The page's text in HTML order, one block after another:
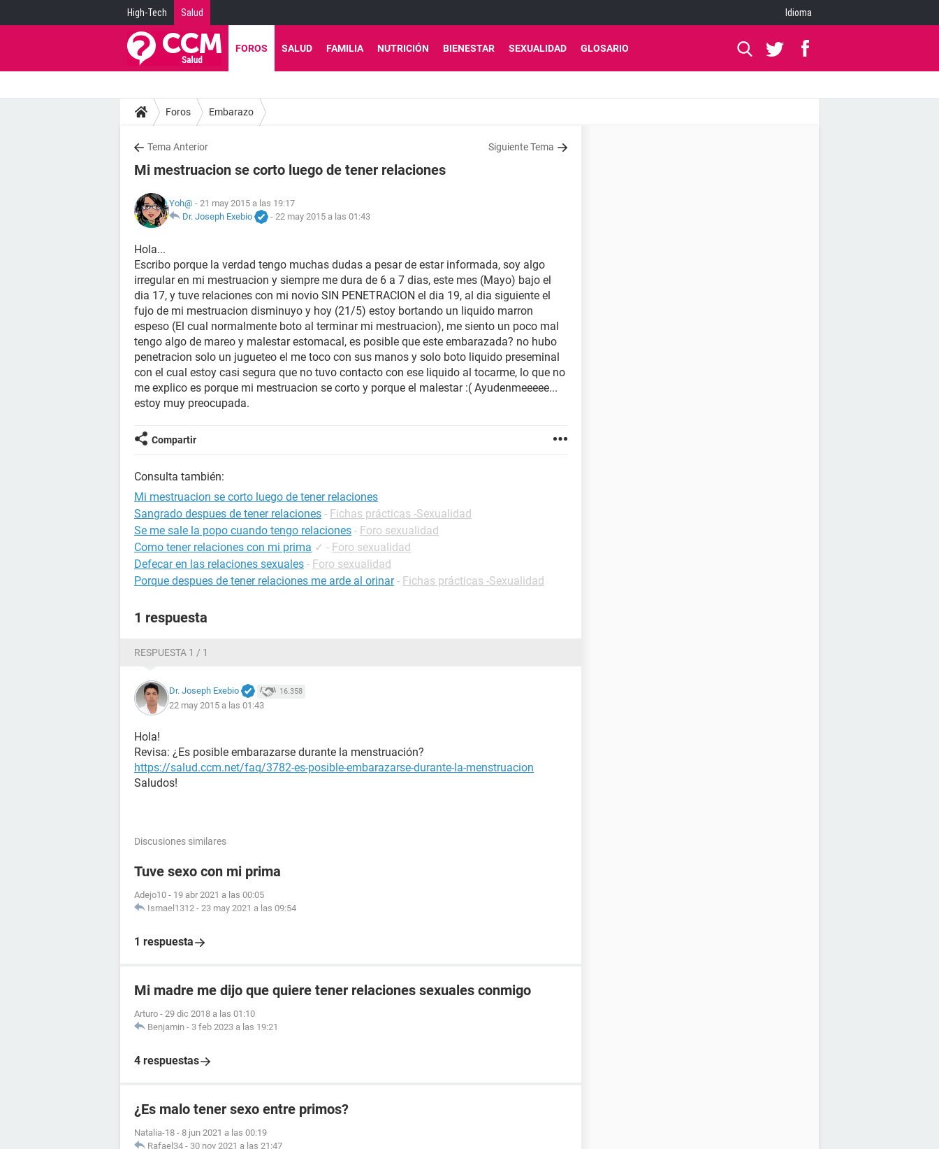
High-Tech Salud Idioma
FOROS SALUD FAMILIA NUTRICIÓN BIENESTAR SEXUALIDAD GLOSARIO
Foros Embarazo
Tema Anterior Siguiente Tema
Mi mestruacion se corto luego de tener relaciones
Yoh@ - 21 may 2015 a las 19:17
Dr. Joseph Exebio
- 22 may 2015 a las 01:43
Hola...
Escribo porque la verdad tengo muchas dudas a pesar de estar informada, soy algo
irregular en mi mestruacion y siempre me dura de 6 a 7 dias, este mes (Mayo) bajo el
dia 17, y tuve relaciones con mi novio SIN PENETRACION el dia 19, al dia siguiente el
fujo de mi mestruacion disminuyo y hoy (21/5) estoy bortando un liquido marron
espeso (El cual normalmente boto al terminar mi mestruacion), me siento un poco mal
tengo algo de mareo y malestar estomacal, es posible que este embarazada? no hubo
penetracion solo un jugueteo el me toco con sus manos y solo boto liquido preseminal
con el cual estoy casi segura que no tuvo contacto con ese liquido al tocarme, lo que no
me explico es porque mi mestruacion se corto y porque el malestar :( Ayudenmeeeee...
estoy muy preocupada.
Compartir
Consulta también:
Mi mestruacion se corto luego de tener relaciones
Sangrado despues de tener relaciones - Fichas prácticas -Sexualidad
Se me sale la popo cuando tengo relaciones - Foro sexualidad
Como tener relaciones con mi prima ✓ - Foro sexualidad
Defecar en las relaciones sexuales - Foro sexualidad
Porque despues de tener relaciones me arde al orinar - Fichas prácticas -Sexualidad
1 respuesta
RESPUESTA 1 / 1
Dr. Joseph Exebio 16.358
22 may 2015 a las 01:43
Hola!
Revisa: ¿Es posible embarazarse durante la menstruación?
https://salud.ccm.net/faq/3782-es-posible-embarazarse-durante-la-menstruacion
Saludos!
Discusiones similares
Tuve sexo con mi prima
Adejo10 - 19 abr 2021 a las 00:05
Ismael1312 - 23 may 2021 a las 09:54
1 respuesta
Mi madre me dijo que quiere tener relaciones sexuales conmigo
Arturo - 29 dic 2018 a las 01:10
Benjamin - 3 feb 2023 a las 19:21
4 respuestas
¿Es malo tener sexo entre primos?
Natalia-18 - 8 jun 2021 a las 00:19
Rafael34 - 30 nov 2021 a las 21:47